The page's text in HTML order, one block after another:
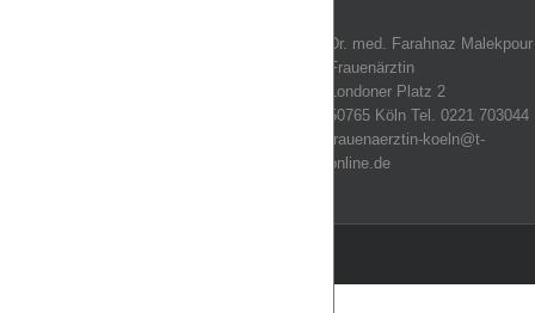
Dr. med. Farahnaz Malekpour
Frauenärztin
Londoner Platz 2
50765 Köln Tel. 0221 703044
frauenaerztin-koeln@t-
online.de